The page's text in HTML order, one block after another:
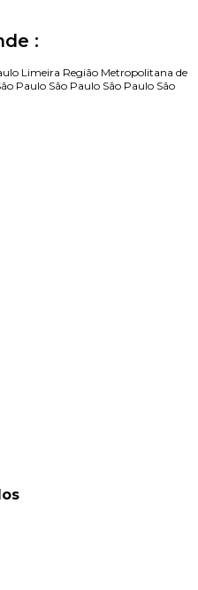
:
Limeira Região Metropolitana de
Paulo São Paulo São Paulo São